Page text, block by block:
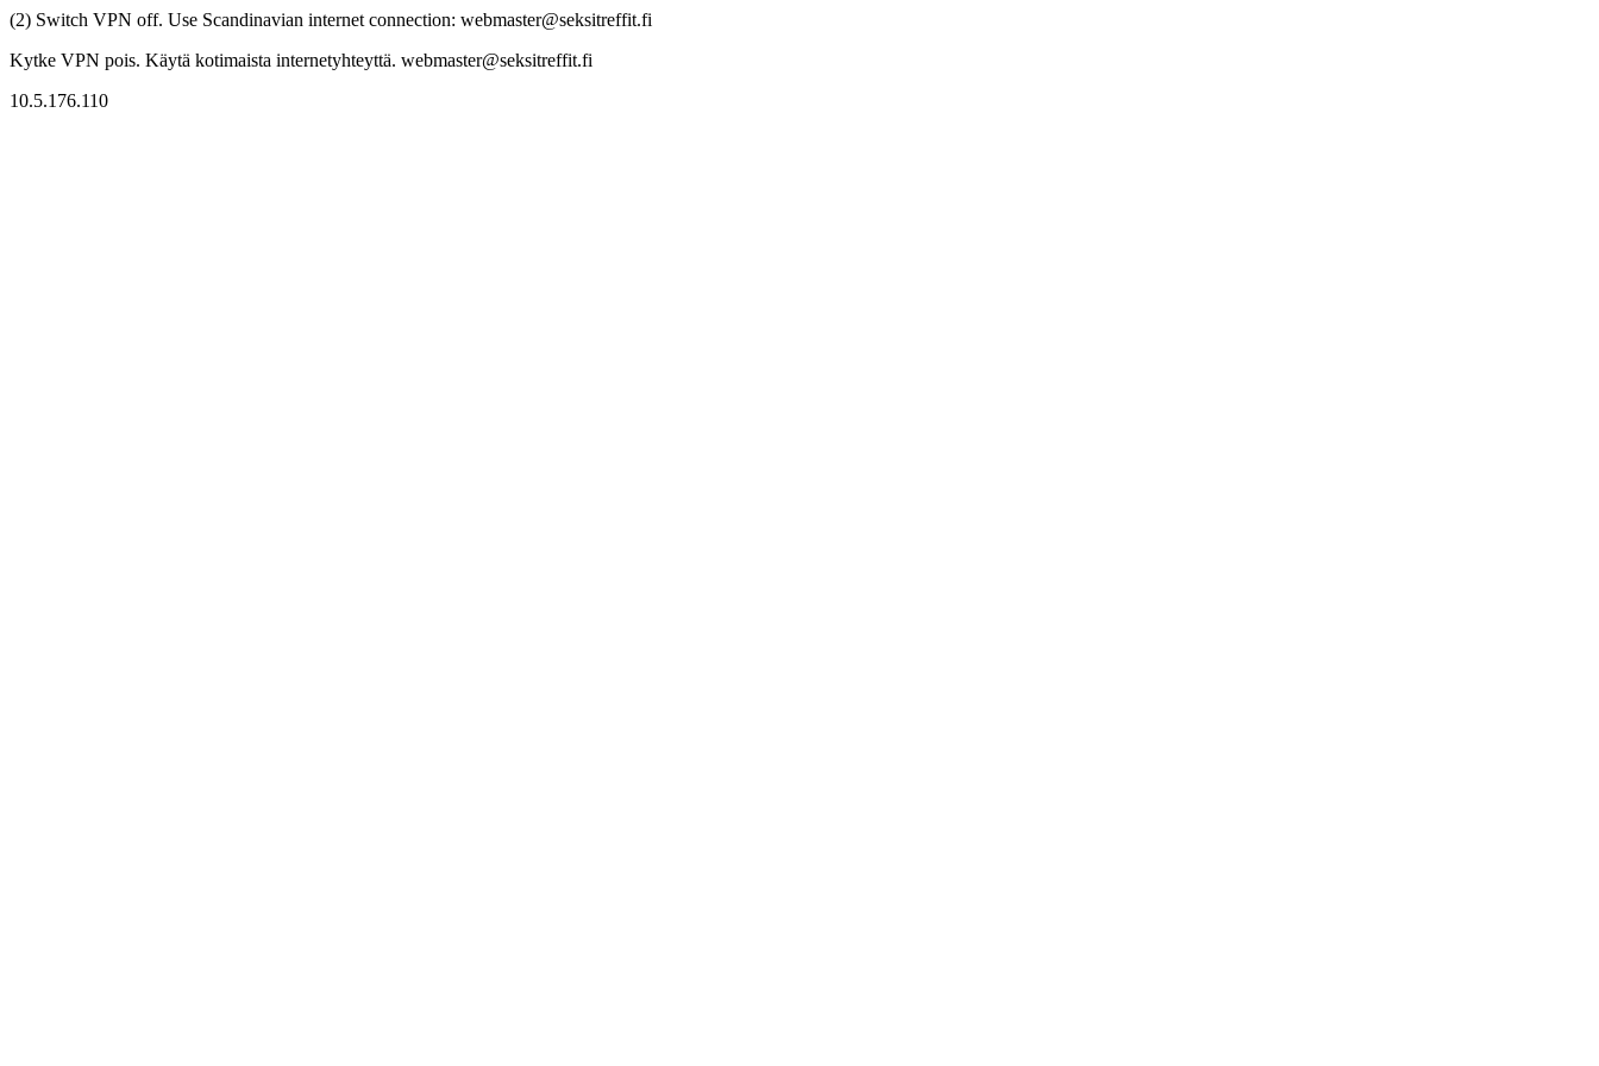
(2) Switch VPN off. Use Scandinavian internet connection: webmaster@seksitreffit.fi
Kytke VPN pois. Käytä kotimaista internetyhteyttä. webmaster@seksitreffit.fi
10.5.176.110